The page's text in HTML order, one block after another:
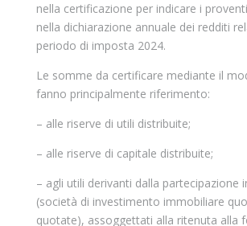
nella certificazione per indicare i
nella dichiarazione annuale dei redditi
periodo di imposta 2024.
Le somme da certificare mediante il
fanno principalmente riferimento:
– alle riserve di utili distribuite;
– alle riserve di capitale distribuite;
– agli utili derivanti dalla partecipazione
(società di investimento immobiliare
quotate), assoggettati alla ritenuta alla